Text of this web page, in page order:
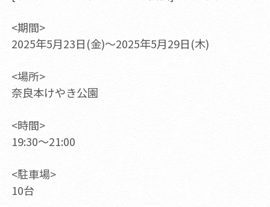
<期間>
2025年5月23日(金)～2025年5月29日(木)
<場所>
奈良本けやき公園
<時間>
19:30～21:00
<駐車場>
10台